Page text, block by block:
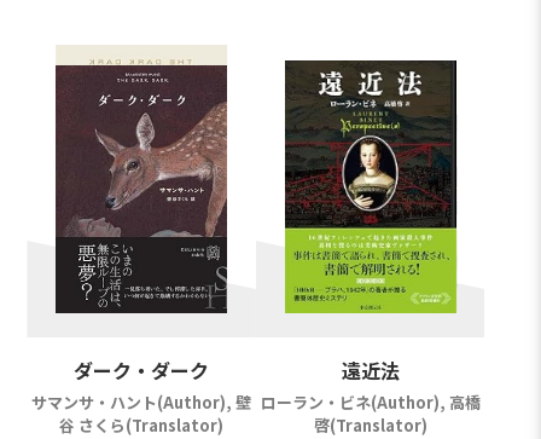
ダーク・ダーク
サマンサ・ハント(Author), 壁
谷 さくら(Translator)
遠近法
ローラン・ビネ(Author), 高橋
啓(Translator)